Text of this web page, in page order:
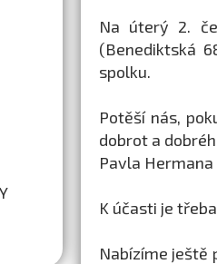
Na úterý 2.
(Benediktská
spolku.
Potěší nás,
dobrot a
Pavla
K účasti je
Nabízíme ještě